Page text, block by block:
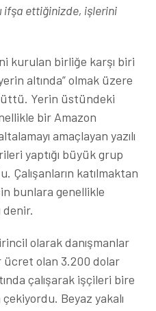
ifşa ettiğinizde, işlerini
kurulan birliğe karşı biri
altında” olmak üzere
Yerin üstündeki
bir Amazon
amaçlayan yazılı
yaptığı büyük grup
Çalışanların katılmaktan
bunlara genellikle
denir.
olarak danışmanlar
ücret olan 3.200 dolar
çalışarak işçileri bire
Beyaz yakalı